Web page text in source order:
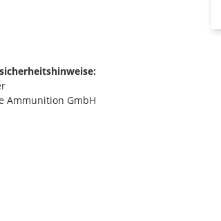
Ammunition GmbH